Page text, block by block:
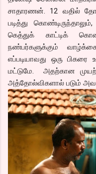
சாதாரணன். 12 வதில்
படித்து
கெத்துக் காட்டிக்
நண்பர்களுக்கும்
எப்படியாவது ஒரு
மட்டுமே. அதற்கான
அத்தோல்விகளால் படும்